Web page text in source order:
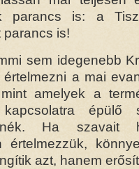
parancs is: a
parancs is!
sem idegenebb
értelmezni a mai
amelyek a
épülő
Ha szavait
értelmezzük,
azt, hanem